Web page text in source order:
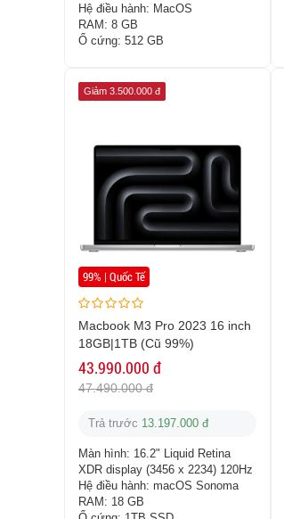
Hệ điều hành: MacOS
RAM: 8 GB
Ổ cứng: 512 GB
99% | Quốc Tế
Giảm 3.500.000 đ
Macbook M3 Pro 2023 16 inch
18GB|1TB (Cũ 99%)
43.990.000 đ
47.490.000 đ
Trả trước 13.197.000 đ
Màn hình: 16.2" Liquid Retina
XDR display (3456 x 2234) 120Hz
Hệ điều hành: macOS Sonoma
RAM: 18 GB